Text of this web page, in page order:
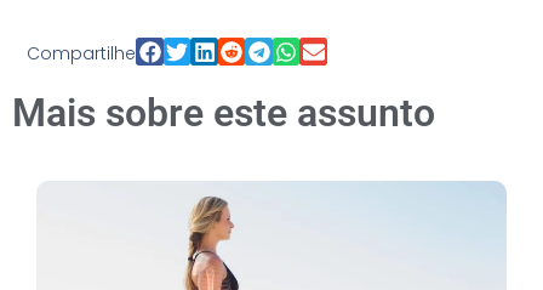
Compartilhe
Mais sobre este assunto